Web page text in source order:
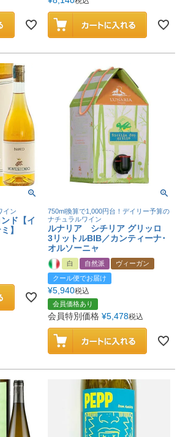
イン
ド【イ
】
750ml換算で1,000円台！デイリー予算の
ナチュラルワイン
ルナリア シチリア グリッロ
3リットルBIB／カンティーナ･
オルソーニャ
白 自然派
ヴィーガン
クール便でお届け
¥5,940税込
会員価格あり
会員特別価格 ¥5,478税込